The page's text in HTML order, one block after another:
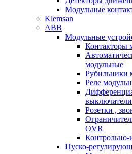
Модульные
Klemsan
ABB
Модульные
Контакторы
модульные
Рубильники
Реле
Розетки ,
OVR
Пуско-